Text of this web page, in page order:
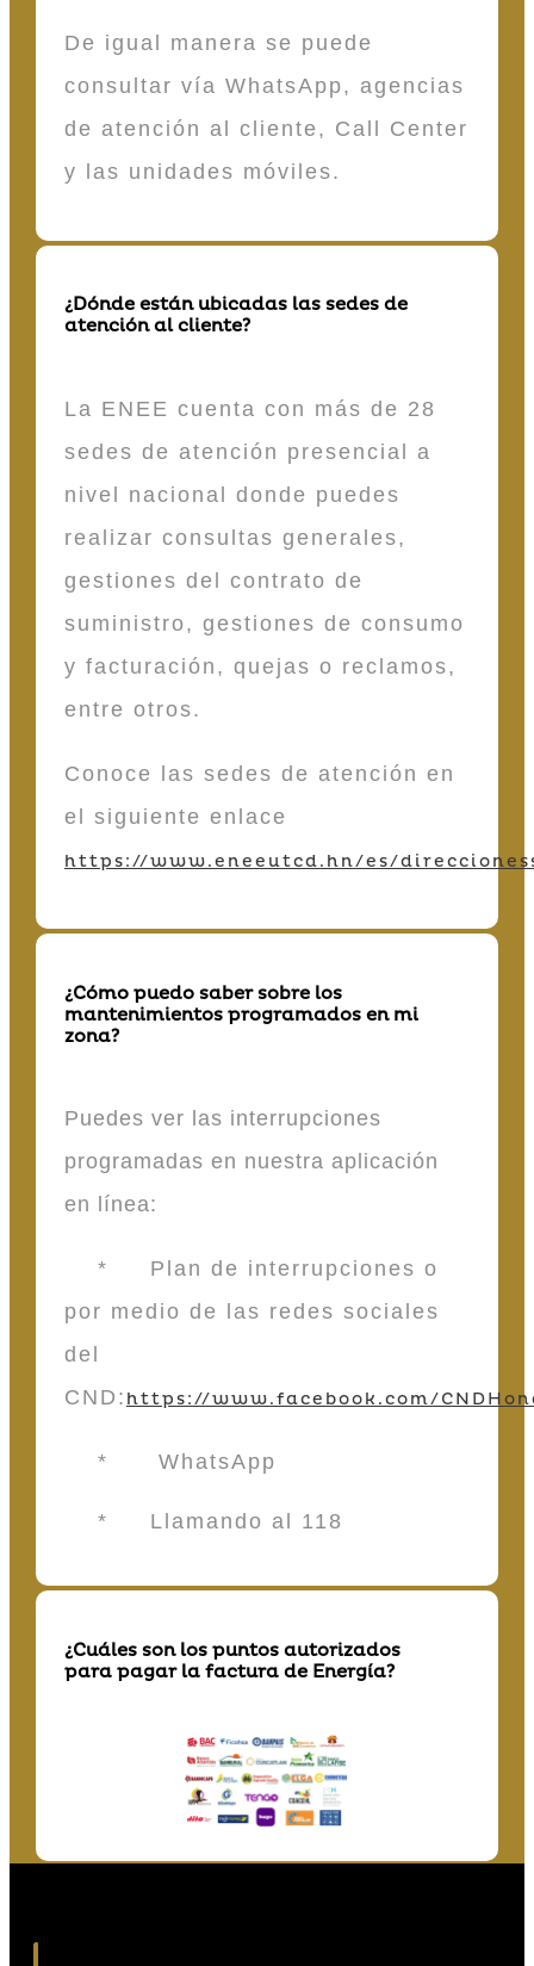
De igual manera se puede
consultar vía WhatsApp, agencias
de atención al cliente, Call Center
y las unidades móviles.
¿Dónde están ubicadas las sedes de
atención al cliente?
La ENEE cuenta con más de 28
sedes de atención presencial a
nivel nacional donde puedes
realizar consultas generales,
gestiones del contrato de
suministro, gestiones de consumo
y facturación, quejas o reclamos,
entre otros.
Conoce las sedes de atención en
el siguiente enlace
https://www.eneeutcd.hn/es/
¿Cómo puedo saber sobre los
mantenimientos programados en mi
zona?
Puedes ver las interrupciones
programadas en nuestra aplicación
en línea:
* Plan de interrupciones o
por medio de las redes sociales
del
CND: https://www.facebook.com/
* WhatsApp
* Llamando al 118
¿Cuáles son los puntos autorizados
para pagar la factura de Energía?